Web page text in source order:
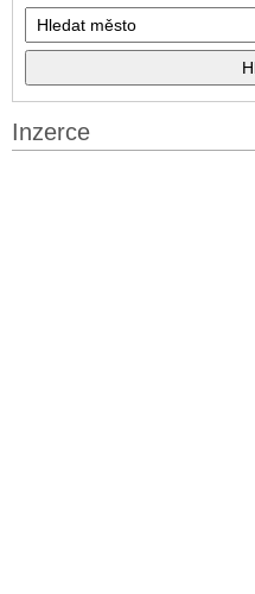
Inzerce